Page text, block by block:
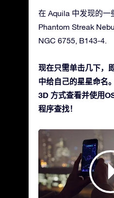
在 Aquila 中发现的一
Phantom Streak
NGC 6755, B143-4.
现在只需单击几下，
中给自己的星星命名
3D 方式查看并使用
程序查找！